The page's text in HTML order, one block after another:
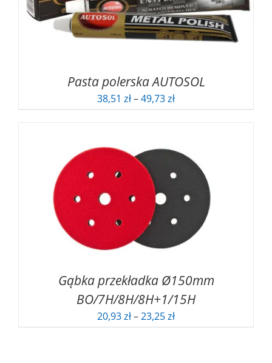
Pasta polerska AUTOSOL
38,51 zł–49,73złZakres
do
49,73 zł
Gąbka przekładka Ø150mm
BO/7H/8H/8H+1/15H
20,93zł–23,25złZakres